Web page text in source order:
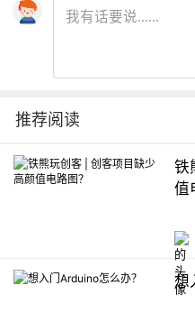
推荐阅读
铁
值
想